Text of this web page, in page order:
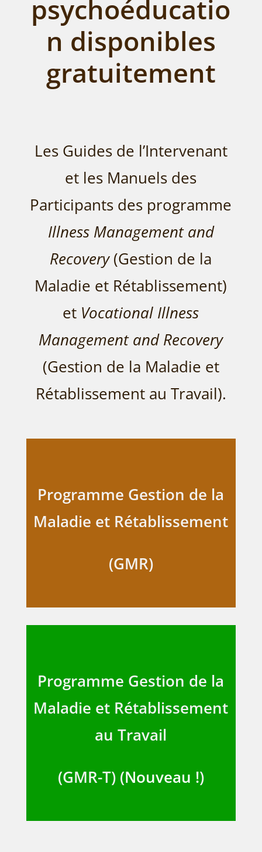
psychoéducatio
n disponibles
gratuitement
Les Guides de l’Intervenant
et les Manuels des
Participants des programme
Illness Management and
Recovery(Gestion de la
Maladie et Rétablissement)
et Vocational Illness
Management and Recovery
(Gestion de la Maladie et
Rétablissement au Travail).
Programme Gestion de la
Maladie et Rétablissement
(GMR)
Programme Gestion de la
Maladie et Rétablissement
au Travail
(GMR-T) (Nouveau !)